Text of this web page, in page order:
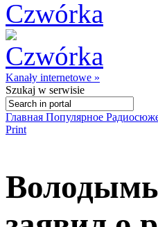
Kanały internetowe »
Szukaj w serwisie
Главная Популярное
Print